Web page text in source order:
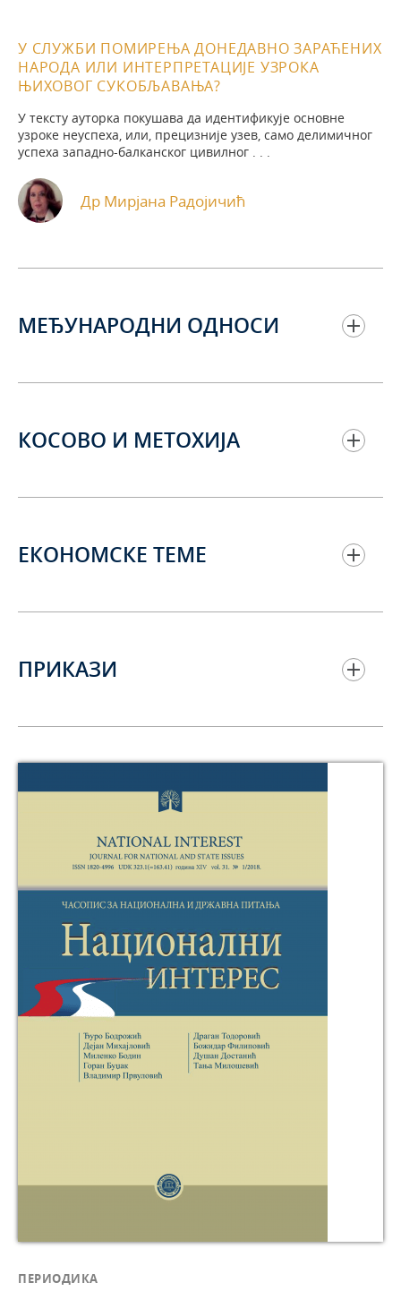
У СЛУЖБИ ПОМИРЕЊА ДОНЕДАВНО ЗАРАЋЕНИХ
НАРОДА ИЛИ ИНТЕРПРЕТАЦИЈЕ УЗРОКА
ЊИХОВОГ СУКОБЉАВАЊА?
У тексту ауторка покушава да идентификује основне
узроке неуспеха, или, прецизније узев, само делимичног
успеха западно-балканског цивилног . . .
Др Мирјана Радојичић
МЕЂУНАРОДНИ ОДНОСИ
КОСОВО И МЕТОХИЈА
ЕКОНОМСКЕ ТЕМЕ
ПРИКАЗИ
ПЕРИОДИКА